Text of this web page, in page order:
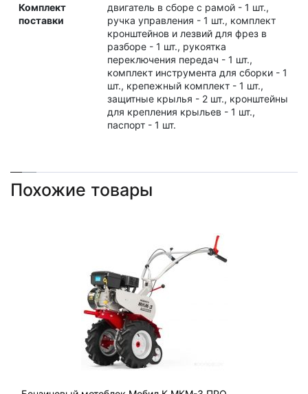
Комплект
поставки
двигатель в сборе с рамой - 1 шт.,
ручка управления - 1 шт., комплект
кронштейнов и лезвий для фрез в
разборе - 1 шт., рукоятка
переключения передач - 1 шт.,
комплект инструмента для сборки - 1
шт., крепежный комплект - 1 шт.,
защитные крылья - 2 шт., кронштейны
для крепления крыльев - 1 шт.,
паспорт - 1 шт.
Похожие товары